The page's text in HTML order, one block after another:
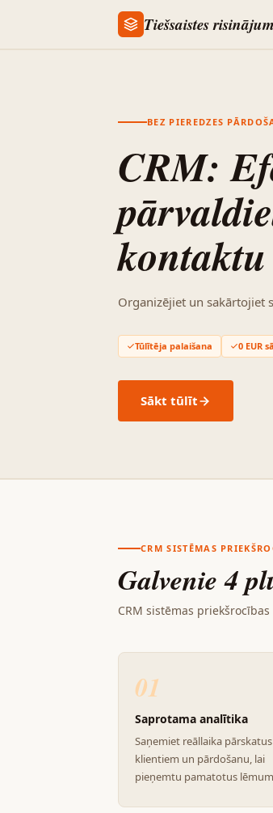
Tiešsaistes
BEZ PIEREDZES
CRM:
Organizējiet un sakārtojiet
Tūlītēja palaišana 0 EUR
Sākt tūlīt
CRM SISTĒMAS
Galvenie 4
CRM sistēmas priekšrocības
01
Saprotama analītika
Saņemiet reāllaika
klientiem un pārdošanu, lai
pieņemtu pamatotus